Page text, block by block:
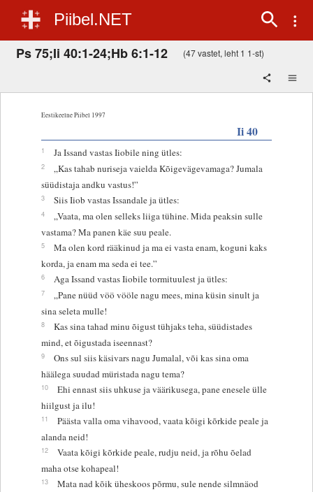
Piibel.NET
Ps 75;Ii 40:1-24;Hb 6:1-12 (47 vastet, leht 1 1-st)
Eestikeelne Piibel 1997
Ii 40
1 Ja Issand vastas Iiobile ning ütles:
2
„Kas tahab nuriseja vaielda Kõigevägevamaga? Jumala
süüdistaja andku vastus!”
3 Siis Iiob vastas Issandale ja ütles:
4
„Vaata, ma olen selleks liiga tühine. Mida peaksin sulle
vastama? Ma panen käe suu peale.
5
Ma olen kord rääkinud ja ma ei vasta enam, koguni kaks
korda, ja enam ma seda ei tee.”
6 Aga Issand vastas Iiobile tormituulest ja ütles:
7
„Pane nüüd vöö vööle nagu mees, mina küsin sinult ja
sina seleta mulle!
8
Kas sina tahad minu õigust tühjaks teha, süüdistades
mind, et õigustada iseennast?
9
Ons sul siis käsivars nagu Jumalal, või kas sina oma
häälega suudad müristada nagu tema?
10
Ehi ennast siis uhkuse ja väärikusega, pane enesele ülle
hiilgust ja ilu!
11
Päästa valla oma vihavood, vaata kõigi kõrkide peale ja
alanda neid!
12
Vaata kõigi kõrkide peale, rudju neid, ja rõhu õelad
maha otse kohapeal!
13
Mata nad kõik üheskoos põrmu, sule nende silmnäod